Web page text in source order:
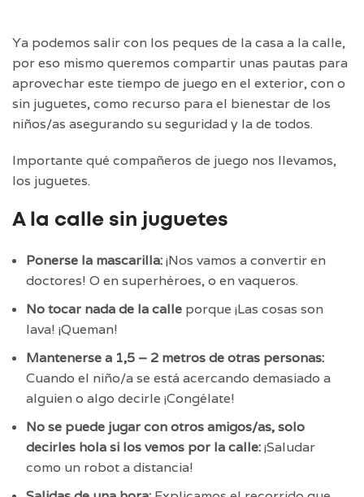
Ya podemos salir con los peques de la casa a la calle,
por eso mismo queremos compartir unas pautas para
aprovechar este tiempo de juego en el exterior, con o
sin juguetes, como recurso para el bienestar de los
niños/as asegurando su seguridad y la de todos.
Importante qué compañeros de juego nos llevamos,
los juguetes.
A la calle sin juguetes
Ponerse la mascarilla:¡Nos vamos a convertir en
doctores! O en superhéroes, o en vaqueros.
No tocar nada de la calle porque ¡Las cosas son
lava! ¡Queman!
Mantenerse a 1,5 – 2 metros de otras personas:
Cuando el niño/a se está acercando demasiado a
alguien o algo decirle ¡Congélate!
No se puede jugar con otros amigos/as, solo
decirles hola si los vemos por la calle:¡Saludar
como un robot a distancia!